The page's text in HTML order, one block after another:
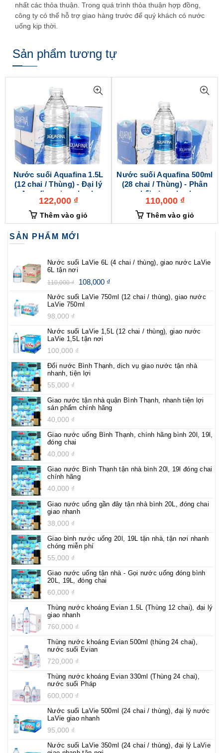
nhất các thỏa thuận. Trong quá trình thỏa thuận hợp đồng,
công ty có thể hỗ trợ giao hàng trước để quý khách có nước
uống kịp thời.
Sản phẩm tương tự
Nước suối Aquafina 1.5L
(12 chai / Thùng) - Đại lý
Aquafina giao nhanh
122,000 ₫
Thêm vào giỏ
Nước suối Aquafina 500ml
(28 chai / Thùng) - Phân
phối giao nhanh
110,000 ₫
Thêm vào giỏ
SẢN PHẨM MỚI
Nước suối LaVie 6L (4 chai / thùng), giao nước LaVie
6L tận nơi
110,000₫ 108,000 ₫
Nước suối LaVie 750ml (12 chai / thùng), giao nước
LaVie 750ml
98,000 ₫
Nước suối LaVie 1,5L (12 chai / thùng), giao nước
LaVie 1,5L tận nơi
100,000 ₫
Đổi nước Bình Thạnh, dịch vụ giao nước tận nhà
nhanh, tiện lợi
55,000 ₫
Giao nước tận nhà quận Bình Thạnh, nhanh tiện lợi
sản phẩm chính hãng
40,000 ₫
Giao nước uống Bình Thạnh, chính hãng bình 20l, 19l,
đóng chai
40,000 ₫
Giao nước Bình Thạnh tận nhà bình 20l, 19l đóng chai
chính hãng
40,000 ₫
Giao nước uống gần đây tận nhà bình 20L, đóng chai
giao nhanh
38,000 ₫
Giao bình nước uống 20l, 19L tận nhà, tận nơi nhanh
chóng miễn phí
55,000 ₫
Giao nước uống tận nhà - Gọi nước uống đóng bình
20L, 19L, đóng chai
60,000 ₫
Thùng nước khoáng Evian 1.5L (Thùng 12 chai), đại lý
giao nhanh
760,000 ₫
Thùng nước khoáng Evian 500ml (thùng 24 chai),
nước suối Evian
720,000 ₫
Thùng nước khoáng Evian 330ml (Thùng 24 chai),
nước suối Pháp
600,000 ₫
Nước suối LaVie 500ml (24 chai / thùng), đại lý nước
LaVie giao nhanh
95,000 ₫
Nước suối LaVie 350ml (24 chai / thùng), đại lý LaVie